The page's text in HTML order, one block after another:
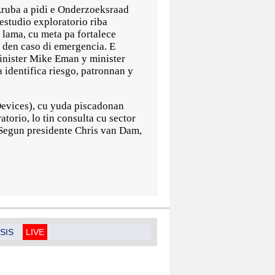
a pidi e Onderzoeksraad
exploratorio riba
cu meta pa fortalece
caso di emergencia. E
Mike Eman y minister
riesgo, patronnan y
cu yuda piscadonan
lo tin consulta cu sector
presidente Chris van Dam,
LIVE